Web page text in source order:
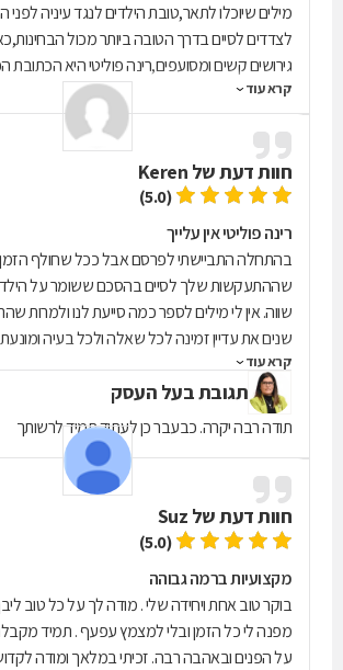
מילים שיוכלו לתאר,טובת הילדים לנגד עיניה לפני
לצדדים לסיים בדרך הטובה ביותר מכול
גירושים קשים ומסועפים,רינה פוליטי היא הכתובת
נכונה,הכי ראוייה שיש היום,למי שרואה את טובת
ורוצה את עו"ד לענייני גירושין,גישור ועוד... רינה
שכסף יכול לקנות בתחום שלה,(גם בנושא הכלכלי
שניתן) פשוט עילוי אין מילה אחרת!! תודה לך על הכול
מעלה מעלה תמיד,המון תודה על הכול והצלחה
קרא עוד
חוות דעת של Keren
(5.0)
רינה פוליטי אין עלייך
בהתחלה התביישתי לפרסם אבל ככל שחולף הזמן
שההתעקשות שלך לסיים בהסכם ששומר על
שווה. אין לי מילים לספר כמה סייעת לנו ולמרות
שנים את עדיין זמינה לכל שאלה ולכל בעיה ומונעת
כל משפחתי מודה לך הפכת אותי מליצן עצוב
על מה שעשית, על מה שאת עושה ועל מה שאני
תעשי. רינה פוליטי אין עלייך!!!
קרא עוד
תגובת בעל העסק
תודה רבה יקרה. כבעבר כן לעתיד תמיד לרשותך
חוות דעת של Suz
(5.0)
מקצועיות ברמה גבוהה
בוקר טוב אחת ויחידה שלי . מודה לך על כל טוב
מפנה לי כל הזמן ובלי למצמץ עפעף . תמיד
על הפנים ובאהבה רבה. זכיתי במלאך ומודה